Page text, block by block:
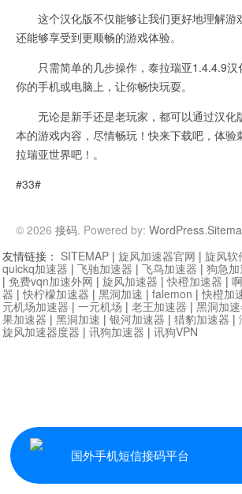
这个汉化版不仅能够让我们更好地理解游
还能够享受到更顺畅的游戏体验。
只需简单的几步操作，泰拉瑞亚1.4.4.9汉
你的手机或电脑上，让你畅快玩耍。
无论是新手还是老玩家，都可以通过汉化
本的游戏内容，尽情畅玩！快来下载吧，体验
拉瑞亚世界吧！。
#33#
© 2026 接码. Powered by: WordPress.
国外手机短信接码平台
友情链接： SITEMAP | 旋风加速器官网 | 旋风软
quickq加速器 | 飞驰加速器 | 飞鸟加速器 | 狗急
| 免费vqn加速外网 | 旋风加速器 |快橙加速器 |
器 |快柠檬加速器 | 黑洞加速 | falemon |快橙加
元机场加速器 | 一元机场 | 老王加速器 | 黑洞加
果加速器 | 黑洞加速 | 银河加速器 | 猎豹加速器 |
旋风加速器度器 | 讯狗加速器 | 讯狗VPN